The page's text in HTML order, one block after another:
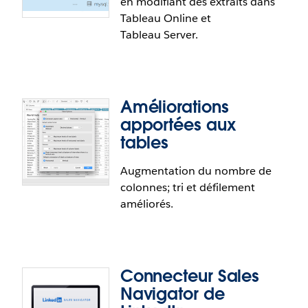
Bannière de bienvenue sur mesure
pour Tableau Server
de l’écran d’accueil.
Tableau Online et
Tableau Server.
Créez des extraits dans un
Améliorations
apportées aux
tables
Augmentation du nombre de
colonnes; tri et défilement
améliorés.
Connecteur Sales
Navigator de